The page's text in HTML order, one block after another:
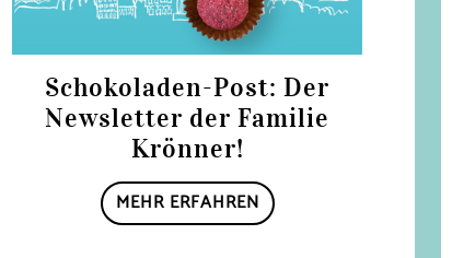
Schokoladen-Post: Der
Newsletter der Familie
Krönner!
MEHR ERFAHREN